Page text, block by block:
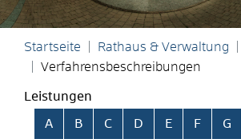
Startseite Rathaus & Verwaltung
Verfahrensbeschreibungen
Leistungen
Alphabetisches Register überspringen
A B C D E F G